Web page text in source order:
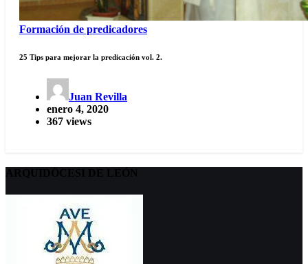
Formación de predicadores
25 Tips para mejorar la predicación vol. 2.
Juan Revilla
enero 4, 2020
367 views
ARQUIDÖCESI DE LEÓN